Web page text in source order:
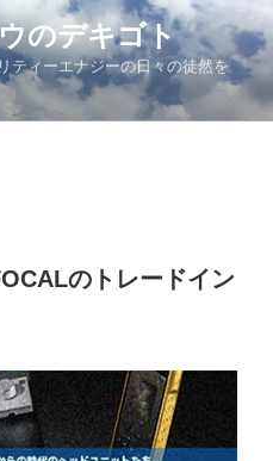
のデキゴト
ティーエナジーの日々の徒然を
のトレードイン